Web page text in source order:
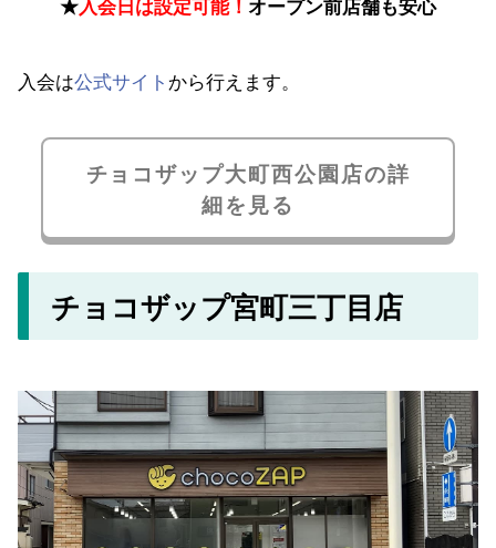
★入会日は設定可能！ オープン前店舗も安心
入会は公式サイト から行えます。
チョコザップ大町西公園店の詳
細を見る
チョコザップ宮町三丁目店